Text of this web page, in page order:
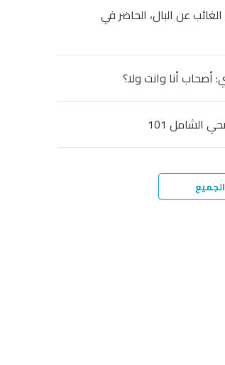
عن البال، الحاضر في
أصحاب أنا وانت ولا؟
الشامل 101